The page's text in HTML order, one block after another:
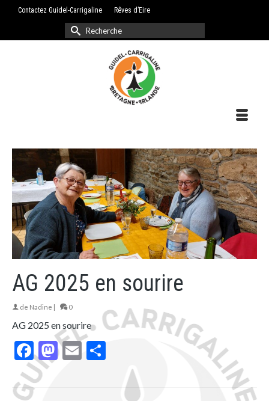
Contactez Guidel-Carrigaline Rêves d’Eire
Rechercher :
AG 2025 en sourire
de Nadine | 0
AG 2025 en sourire
Facebook
Mastodon
Email